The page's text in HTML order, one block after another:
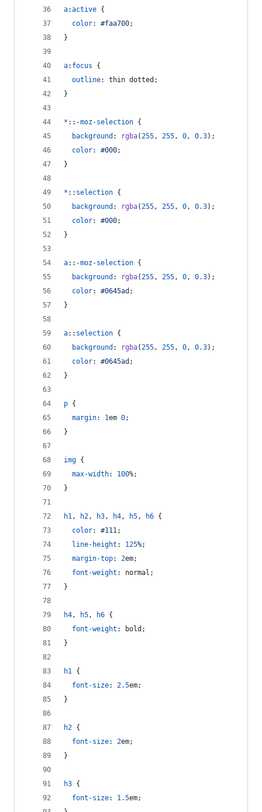
a:active {
color: #faa700;
}
a: focus {
outline:
thin dotted;
}
* :: -moz-selection {
background : rgba(255, 255, 0, 0.3);
color: #000;
}
* :: selection {
background : rgba(255, 255, 0, 0.3);
color: #000;
}
a:: -moz-selection {
background : rgba(255, 255, 0, 0.3);
color: #0645ad ;
}
a:: selection {
background : rgba(255, 255, 0, 0.3);
color: #0645ad ;
}
p {
margin: 1em 0;
}
img {
max-width: 100%;
}
h1, h2, h3, h4, h5, h6 {
color: #111;
line-height : 125%;
margin-top: 2em;
font-weight :
normal;
}
h4, h5, h6 {
font-weight :
bold;
}
h1 {
font-size: 2.5em;
}
h2 {
font-size: 2em;
}
h3 {
font-size: 1.5em;